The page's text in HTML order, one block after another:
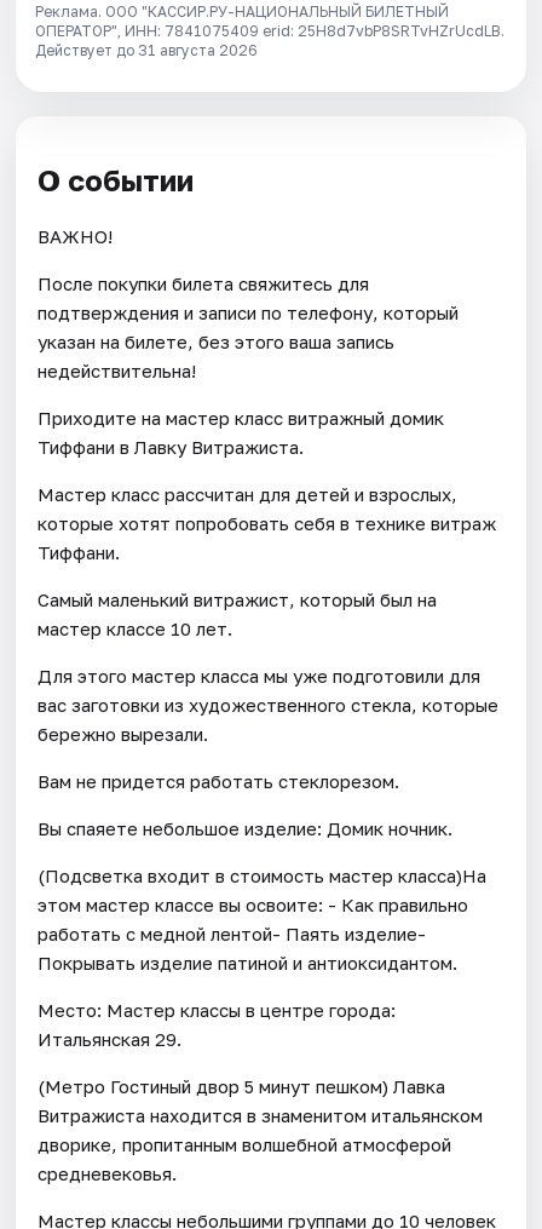
Реклама. ООО "КАССИР.РУ-НАЦИОНАЛЬНЫЙ БИЛЕТНЫЙ
ОПЕРАТОР", ИНН: 7841075409 erid: 25H8d7vbP8SRTvHZrUcdLB.
Действует до 31 августа 2026
О событии
ВАЖНО!
После покупки билета свяжитесь для
подтверждения и записи по телефону, который
указан на билете, без этого ваша запись
недействительна!
Приходите на мастер класс витражный домик
Тиффани в Лавку Витражиста.
Мастер класс рассчитан для детей и взрослых,
которые хотят попробовать себя в технике витраж
Тиффани.
Самый маленький витражист, который был на
мастер классе 10 лет.
Для этого мастер класса мы уже подготовили для
вас заготовки из художественного стекла, которые
бережно вырезали.
Вам не придется работать стеклорезом.
Вы спаяете небольшое изделие: Домик ночник.
(Подсветка входит в стоимость мастер класса)На
этом мастер классе вы освоите: - Как правильно
работать с медной лентой- Паять изделие-
Покрывать изделие патиной и антиоксидантом.
Место: Мастер классы в центре города:
Итальянская 29.
(Метро Гостиный двор 5 минут пешком) Лавка
Витражиста находится в знаменитом итальянском
дворике, пропитанным волшебной атмосферой
средневековья.
Мастер классы небольшими группами до 10 человек